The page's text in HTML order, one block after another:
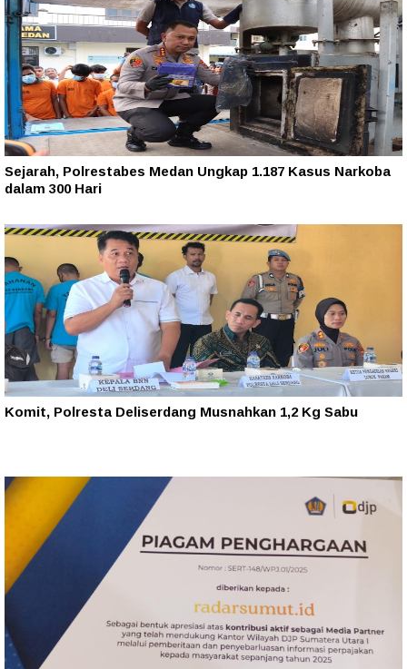
Sejarah, Polrestabes Medan Ungkap 1.187 Kasus Narkoba
dalam 300 Hari
Komit, Polresta Deliserdang Musnahkan 1,2 Kg Sabu